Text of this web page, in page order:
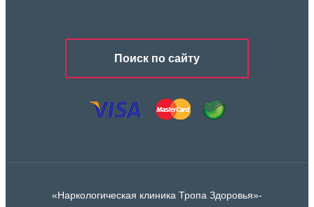
Поиск по сайту
«Наркологическая клиника Тропа Здоровья»-